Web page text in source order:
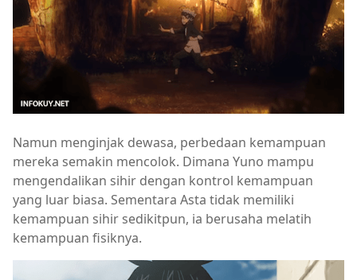
Namun menginjak dewasa, perbedaan kemampuan
mereka semakin mencolok. Dimana Yuno mampu
mengendalikan sihir dengan kontrol kemampuan
yang luar biasa. Sementara Asta tidak memiliki
kemampuan sihir sedikitpun, ia berusaha melatih
kemampuan fisiknya.